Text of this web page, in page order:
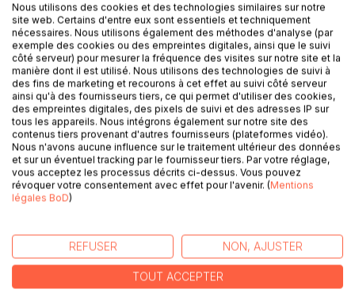
AJOUTER AU PANIER
Ajouter à ma liste d'envies
Laisser un avis
Un librito precioso e insólito que constituye un aporte
original a la cultura del fútbol y a la poesía. Un petit livre
Nous utilisons des cookies et des technologies similaires sur notre
site web. Certains d'entre eux sont essentiels et techniquement
nécessaires. Nous utilisons également des méthodes d'analyse (par
exemple des cookies ou des empreintes digitales, ainsi que le suivi
côté serveur) pour mesurer la fréquence des visites sur notre site et la
manière dont il est utilisé. Nous utilisons des technologies de suivi à
des fins de marketing et recourons à cet effet au suivi côté serveur
ainsi qu'à des fournisseurs tiers, ce qui permet d'utiliser des cookies,
des empreintes digitales, des pixels de suivi et des adresses IP sur
tous les appareils. Nous intégrons également sur notre site des
contenus tiers provenant d'autres fournisseurs (plateformes vidéo).
Nous n'avons aucune influence sur le traitement ultérieur des données
et sur un éventuel tracking par le fournisseur tiers. Par votre réglage,
vous acceptez les processus décrits ci-dessus. Vous pouvez
révoquer votre consentement avec effet pour l'avenir. (Mentions
légales BoD)
REFUSER NON, AJUSTER
TOUT ACCEPTER